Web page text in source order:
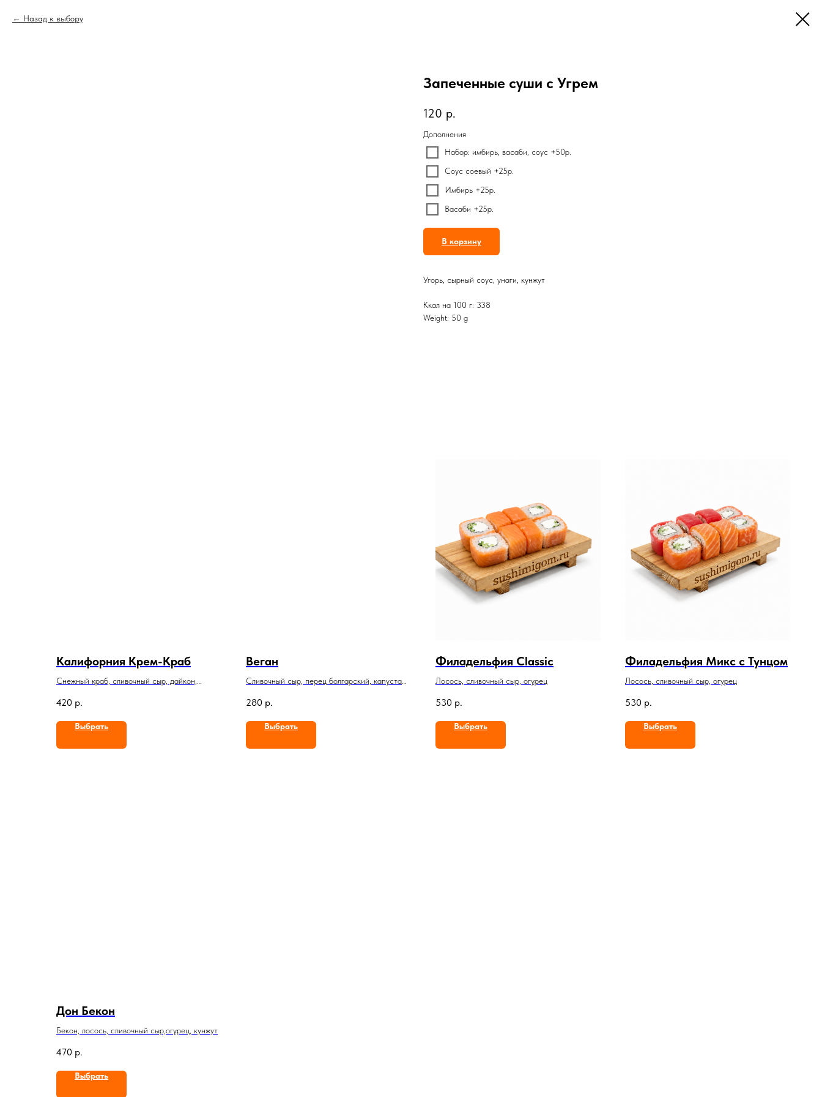
Назад к выбору
Запеченные суши с Угрем
120 р.
Дополнения
Набор: имбирь, васаби, соус +50р.
Соус соевый +25р.
Имбирь +25р.
Васаби +25р.
В корзину
Угорь, сырный соус, унаги, кунжут
Ккал на 100 г: 338
Weight: 50 g
Калифорния Крем-Краб
Снежный краб, сливочный сыр, дайкон,
420 р.
Выбрать
Веган
Сливочный сыр, перец болгарский, капуста
280 р.
Выбрать
Филадельфия Classic
Лосось, сливочный сыр, огурец
530 р.
Выбрать
Филадельфия Микс с Тунцом
Лосось, сливочный сыр, огурец
530 р.
Выбрать
Дон Бекон
Бекон, лосось, сливочный сыр,огурец, кунжут
470 р.
Выбрать